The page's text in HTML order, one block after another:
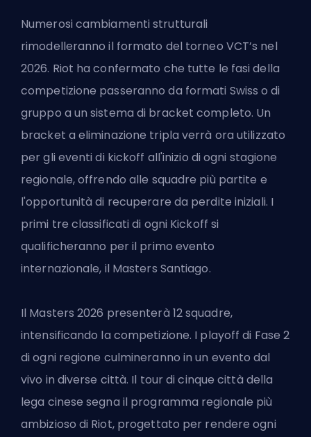
Numerosi cambiamenti strutturali
rimodelleranno il formato del torneo VCT’s nel
2026. Riot ha confermato che tutte le fasi della
competizione passeranno da formati Swiss o di
gruppo a un sistema di bracket completo. Un
bracket a eliminazione tripla verrà ora utilizzato
per gli eventi di kickoff all'inizio di ogni stagione
regionale, offrendo alle squadre più partite e
l'opportunità di recuperare da perdite iniziali. I
primi tre classificati di ogni Kickoff si
qualificheranno per il primo evento
internazionale, il Masters Santiago.
Il Masters 2026 presenterà 12 squadre,
intensificando la competizione. I playoff di Fase 2
di ogni regione culmineranno in un evento dal
vivo in diverse città. Il tour di cinque città della
lega cinese segna il programma regionale più
ambizioso di Riot, progettato per rendere ogni